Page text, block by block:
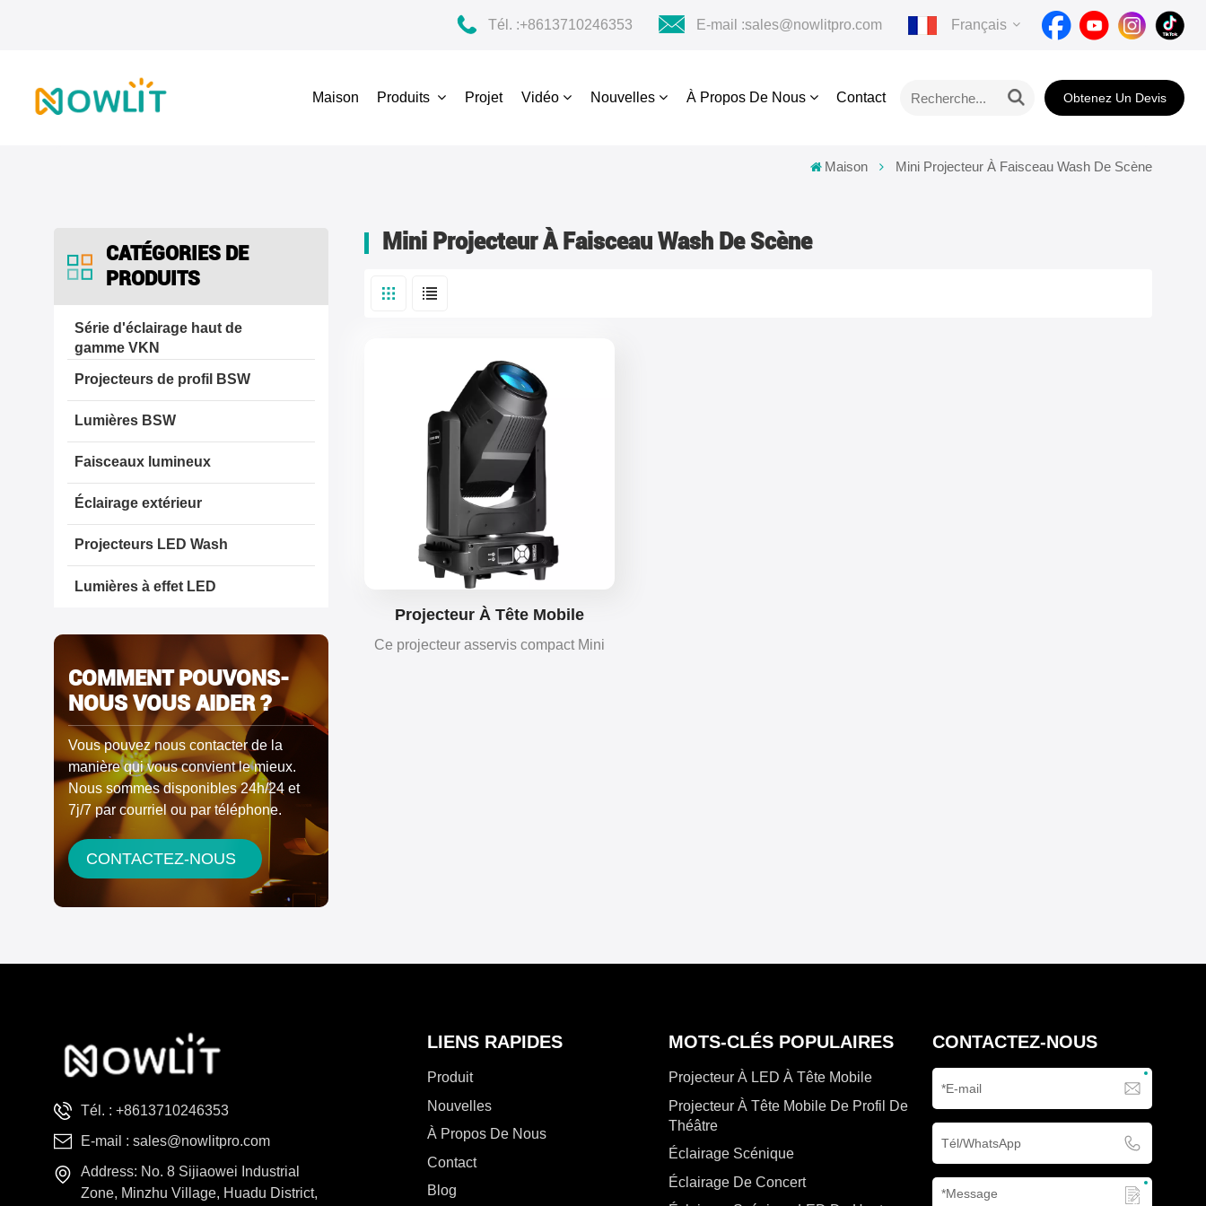
Tél. :+8613710246353 E-mail :sales@nowlitpro.com Français
English
Maison Produits Projet Vidéo Nouvelles À Propos De Nous Contact Obtenez Un Devis
Maison Mini Projecteur À Faisceau Wash De Scène
CATÉGORIES DE
PRODUITS
Série d'éclairage haut de
gamme VKN
Projecteurs de profil BSW
Lumières BSW
Faisceaux lumineux
Éclairage extérieur
Projecteurs LED Wash
Lumières à effet LED
COMMENT POUVONS-
NOUS VOUS AIDER ?
Vous pouvez nous contacter de la
manière qui vous convient le mieux.
Nous sommes disponibles 24h/24 et
7j/7 par courriel ou par téléphone.
CONTACTEZ-NOUS
Mini Projecteur À Faisceau Wash De Scène
Projecteur À Tête Mobile
Hybride LED 3 En 1 De 280 W,
Ce projecteur asservis compact Mini
Tél. :+8613710246353
E-mail :sales@nowlitpro.com
Address: No. 8 Sijiaowei Industrial
Zone, Minzhu Village, Huadu District,
LIENS RAPIDES
Produit
Nouvelles
À Propos De Nous
Contact
Blog
MOTS-CLÉS POPULAIRES
Projecteur À LED À Tête Mobile
Projecteur À Tête Mobile De Profil De
Théâtre
Éclairage Scénique
Éclairage De Concert
CONTACTEZ-NOUS